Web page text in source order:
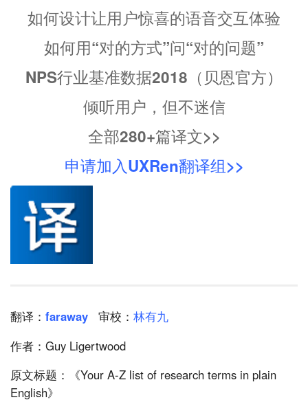
如何设计让用户惊喜的语音交互体验
如何用“对的方式”问“对的问题”
NPS行业基准数据2018（贝恩官方）
倾听用户，但不迷信
全部280+篇译文>>
申请加入UXRen翻译组>>
翻译： faraway 审校： 林有九
作者：Guy Ligertwood
原文标题：《Your A-Z list of research terms in plain
English》